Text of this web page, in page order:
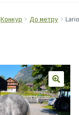
Конкур До метру